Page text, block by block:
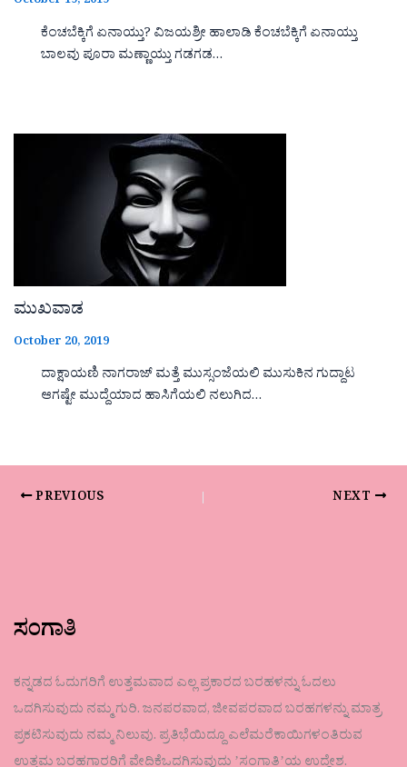
ಕೆಂಚಬೆಕ್ಕಿಗೆ ಏನಾಯ್ತು? ವಿಜಯಶ್ರೀ ಹಾಲಾಡಿ ಕೆಂಚಬೆಕ್ಕಿಗೆ ಏನಾಯ್ತು
ಬಾಲವು ಪೂರಾ ಮಣ್ಣಾಯ್ತು ಗಡಗಡ…
ಮುಖವಾಡ
October 20, 2019
ದಾಕ್ಷಾಯಣಿ ನಾಗರಾಜ್ ಮತ್ತೆ ಮುಸ್ಸಂಜೆಯಲಿ ಮುಸುಕಿನ ಗುದ್ದಾಟ
ಆಗಷ್ಟೇ ಮುದ್ದೆಯಾದ ಹಾಸಿಗೆಯಲಿ ನಲುಗಿದ…
PREVIOUS NEXT
ಸಂಗಾತಿ
ಕನ್ನಡದ ಓದುಗರಿಗೆ ಉತ್ತಮವಾದ ಎಲ್ಲ ಪ್ರಕಾರದ ಬರಹಳನ್ನು ಓದಲು
ಒದಗಿಸುವುದು ನಮ್ಮ ಗುರಿ. ಜನಪರವಾದ, ಜೀವಪರವಾದ ಬರಹಗಳನ್ನು ಮಾತ್ರ
ಪ್ರಕಟಿಸುವುದು ನಮ್ಮ ನಿಲುವು. ಪ್ರತಿಭೆಯಿದ್ದೂ ಎಲೆಮರೆಕಾಯಿಗಳಂತಿರುವ